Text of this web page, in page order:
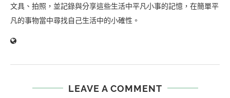
文具、拍照，並記錄與分享這些生活中平凡小事的記憶，在簡單平
凡的事物當中尋找自己生活中的小確性。
LEAVE A COMMENT